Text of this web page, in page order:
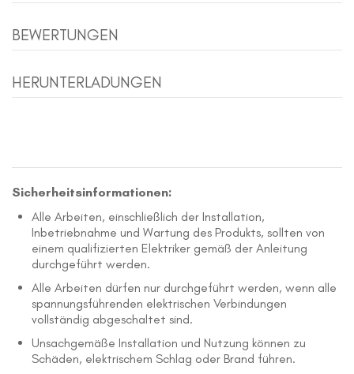
BEWERTUNGEN
HERUNTERLADUNGEN
Sicherheitsinformationen:
Alle Arbeiten, einschließlich der Installation,
Inbetriebnahme und Wartung des Produkts, sollten von
einem qualifizierten Elektriker gemäß der Anleitung
durchgeführt werden.
Alle Arbeiten dürfen nur durchgeführt werden, wenn alle
spannungsführenden elektrischen Verbindungen
vollständig abgeschaltet sind.
Unsachgemäße Installation und Nutzung können zu
Schäden, elektrischem Schlag oder Brand führen.